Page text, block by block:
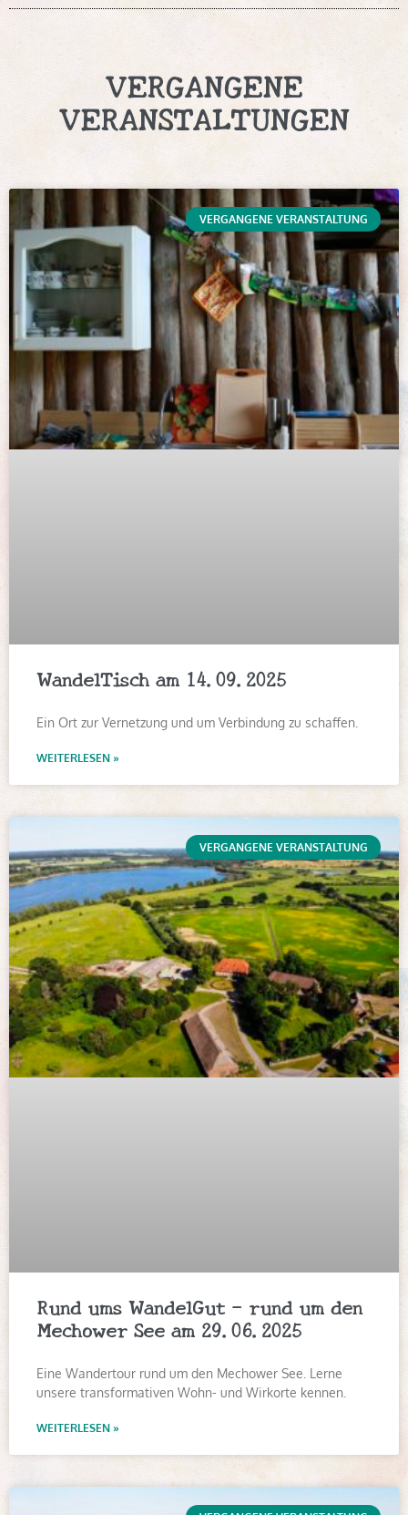
VERGANGENE
VERANSTALTUNGEN
VERGANGENE VERANSTALTUNG
WandelTisch am 14.09.2025
Ein Ort zur Vernetzung und um Verbindung zu schaffen.
WEITERLESEN »
VERGANGENE VERANSTALTUNG
Rund ums WandelGut – rund um den
Mechower See am 29.06.2025
Eine Wandertour rund um den Mechower See. Lerne
unsere transformativen Wohn- und Wirkorte kennen.
WEITERLESEN »